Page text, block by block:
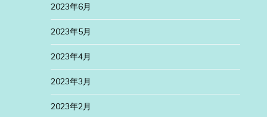
2023年6月
2023年5月
2023年4月
2023年3月
2023年2月